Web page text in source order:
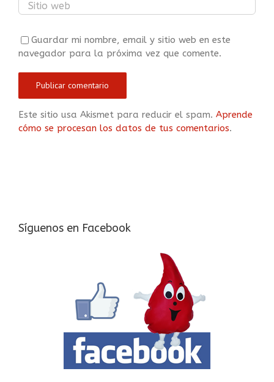
Guardar mi nombre, email y sitio web en este
navegador para la próxima vez que comente.
Este sitio usa Akismet para reducir el spam. Aprende
cómo se procesan los datos de tus comentarios.
Síguenos en Facebook